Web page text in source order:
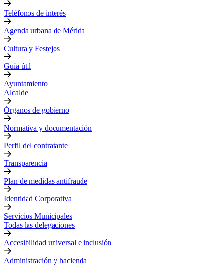
Teléfonos de interés
Agenda urbana de Mérida
Cultura y Festejos
Guía útil
Ayuntamiento
Alcalde
Órganos de gobierno
Normativa y documentación
Perfil del contratante
Transparencia
Plan de medidas antifraude
Identidad Corporativa
Servicios Municipales
Todas las delegaciones
Accesibilidad universal e inclusión
Administración y hacienda